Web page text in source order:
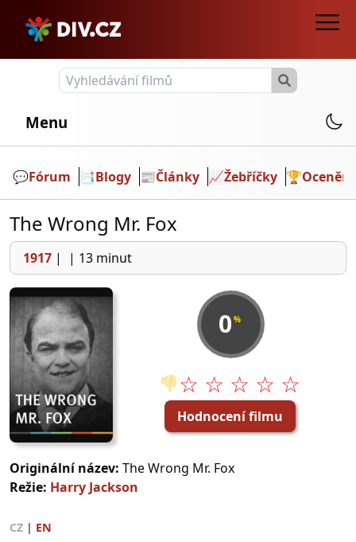
Menu
💬️Fórum 📑Blogy 📰Články 📈Žebříčky 🏆Ocenění
The Wrong Mr. Fox
1917 | | 13 minut
0 %
👎☆ ☆ ☆ ☆ ☆
Hodnocení filmu
Originální název: The Wrong Mr. Fox
Režie: Harry Jackson
CZ | EN